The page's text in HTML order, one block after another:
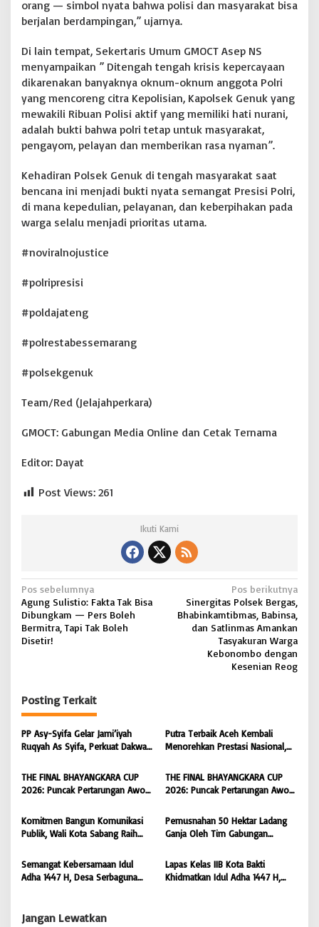
s
a
s
orang — simbol nyata bahwa polisi dan masyarakat bisa
berjalan berdampingan,” ujarnya.
Di lain tempat, Sekertaris Umum GMOCT Asep NS
menyampaikan ” Ditengah tengah krisis kepercayaan
dikarenakan banyaknya oknum-oknum anggota Polri
yang mencoreng citra Kepolisian, Kapolsek Genuk yang
mewakili Ribuan Polisi aktif yang memiliki hati nurani,
adalah bukti bahwa polri tetap untuk masyarakat,
pengayom, pelayan dan memberikan rasa nyaman”.
Kehadiran Polsek Genuk di tengah masyarakat saat
bencana ini menjadi bukti nyata semangat Presisi Polri,
di mana kepedulian, pelayanan, dan keberpihakan pada
warga selalu menjadi prioritas utama.
#noviralnojustice
#polripresisi
#poldajateng
#polrestabessemarang
#polsekgenuk
Team/Red (Jelajahperkara)
GMOCT: Gabungan Media Online dan Cetak Ternama
Editor: Dayat
Post Views: 261
Ikuti Kami
N
a
v
a
s
i
p
o
s
Pos sebelumnya
Agung Sulistio: Fakta Tak Bisa
Dibungkam — Pers Boleh
Bermitra, Tapi Tak Boleh
Disetir!
Pos berikutnya
Sinergitas Polsek Bergas,
Bhabinkamtibmas, Babinsa,
dan Satlinmas Amankan
Tasyakuran Warga
Kebonombo dengan
Kesenian Reog
Posting Terkait
PP Asy-Syifa Gelar Jami’iyah
Ruqyah As Syifa, Perkuat Dakwah
di Bondowoso
Putra Terbaik Aceh Kembali
Menorehkan Prestasi Nasional,
Dipromosikan Menjadi
Koordinator JAM Pidum
THE FINAL BHAYANGKARA CUP
2026: Puncak Pertarungan Awon
FC Kedungwuni, Siap
Mengguncang Stadion Widya
Manggala Krida
THE FINAL BHAYANGKARA CUP
2026: Puncak Pertarungan Awon
FC Kedungwuni, Siap
Mengguncang Stadion Widya
Manggala Krida
Komitmen Bangun Komunikasi
Publik, Wali Kota Sabang Raih
BONGKAR’Perkara.com
Pemusnahan 50 Hektar Ladang
Ganja Oleh Tim Gabungan
Meurandeh
Semangat Kebersamaan Idul
Adha 1447 H, Desa Serbaguna
Lapas Kelas IIB Kota Bakti
Khidmatkan Idul Adha 1447 H,
Jangan Lewatkan